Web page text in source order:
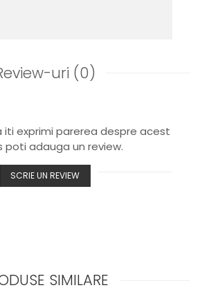
uri (0)
iti exprimi parerea despre acest
poti adauga un review.
SCRIE UN REVIEW
SIMILARE